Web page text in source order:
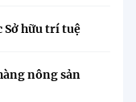
Sở hữu trí tuệ
nông sản